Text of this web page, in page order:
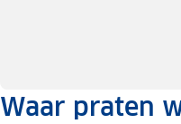
Waar praten